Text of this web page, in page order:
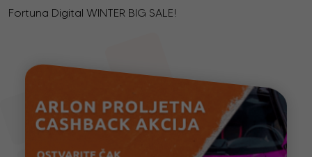
Fortuna Digital WINTER BIG SALE!